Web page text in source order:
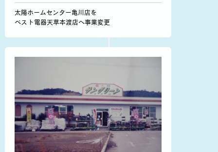
太陽ホームセンター亀川店を
ベスト電器天草本渡店へ事業変更